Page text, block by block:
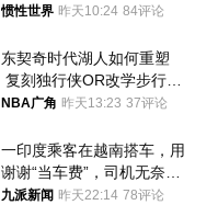
后嘱托已公开
惯性世界 昨天10:24 84评论
东契奇时代湖人如何重塑
复刻独行侠OR改学步行
者？
NBA广角 昨天13:23 37评论
一印度乘客在越南搭车，用
谢谢“当车费”，司机无奈发
笑；印度网友：不代表印度
九派新闻 昨天22:14 78评论